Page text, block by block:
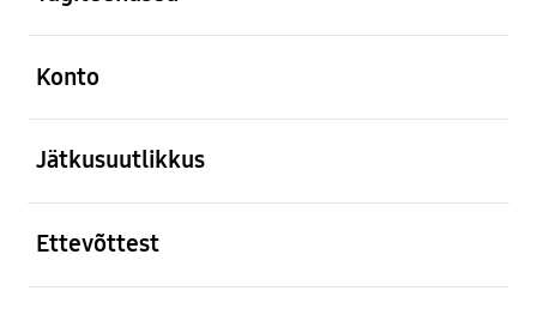
Konto
Jätkusuutlikkus
Ettevõttest